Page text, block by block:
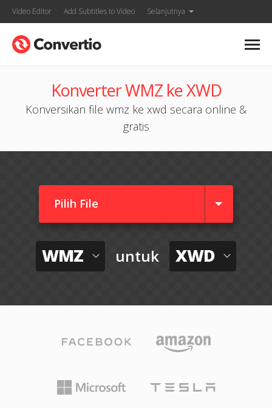
Video Editor Add Subtitles to Video Selanjutnya
Konverter WMZ ke XWD
Konversikan file wmz ke xwd secara online &
gratis
Pilih File
WMZ untuk XWD